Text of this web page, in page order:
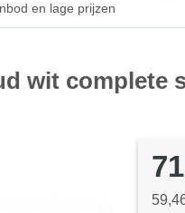
en lage prijzen
wit complete